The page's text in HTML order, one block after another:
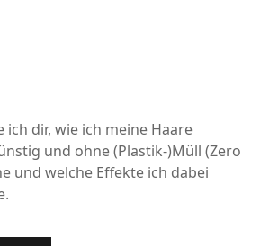
ich dir, wie ich meine Haare
und ohne (Plastik-)Müll (Zero
und welche Effekte ich dabei